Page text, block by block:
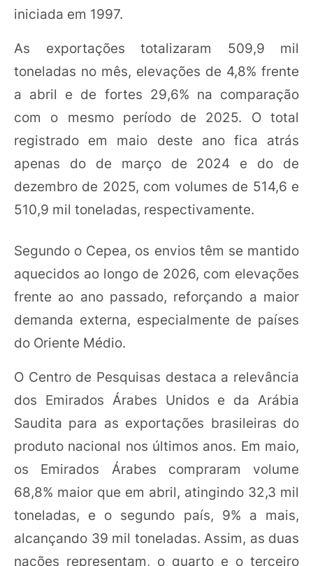
iniciada em 1997.
As exportações totalizaram 509,9 mil
toneladas no mês, elevações de 4,8% frente
a abril e de fortes 29,6% na comparação
com o mesmo período de 2025. O total
registrado em maio deste ano fica atrás
apenas do de março de 2024 e do de
dezembro de 2025, com volumes de 514,6 e
510,9 mil toneladas, respectivamente.
Segundo o Cepea, os envios têm se mantido
aquecidos ao longo de 2026, com elevações
frente ao ano passado, reforçando a maior
demanda externa, especialmente de países
do Oriente Médio.
O Centro de Pesquisas destaca a relevância
dos Emirados Árabes Unidos e da Arábia
Saudita para as exportações brasileiras do
produto nacional nos últimos anos. Em maio,
os Emirados Árabes compraram volume
68,8% maior que em abril, atingindo 32,3 mil
toneladas, e o segundo país, 9% a mais,
alcançando 39 mil toneladas. Assim, as duas
nações representam, o quarto e o terceiro